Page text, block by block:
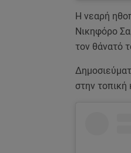
Η νεαρή
Νικηφόρο
τον θάνατό
στην